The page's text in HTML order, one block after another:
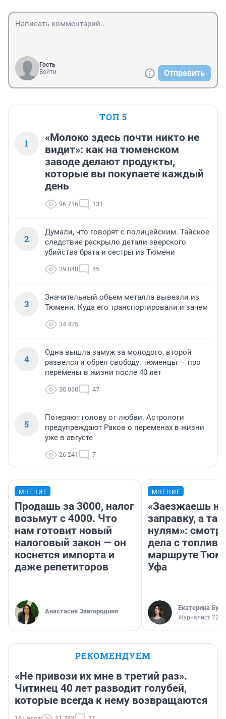
Гость
Войти
Отправить
ТОП 5
1
«Молоко здесь почти никто не
видит»: как на тюменском
заводе делают продукты,
которые вы покупаете каждый
день
96 716 131
2
Думали, что говорят с полицейским. Тайское
следствие раскрыло детали зверского
убийства брата и сестры из Тюмени
39 048 45
3
Значительный объем металла вывезли из
Тюмени. Куда его транспортировали и зачем
34 475
4
Одна вышла замуж за молодого, второй
развелся и обрел свободу: тюменцы — про
перемены в жизни после 40 лет
30 060 47
5
Потеряют голову от любви. Астрологи
предупреждают Раков о переменах в жизни
уже в августе
26 241 7
МНЕНИЕ
Продашь за 3000, налог
возьмут с 4000. Что
нам готовит новый
налоговый закон — он
коснется импорта и
даже репетиторов
Анастасия Завгородняя
МНЕНИЕ
«Заезжаешь на
заправку, а
нулям»:
дела с
маршруте
Уфа
Екатерина
Журналист
РЕКОМЕНДУЕМ
«Не привози их мне в третий раз».
Читинец 40 лет разводит голубей,
которые всегда к нему возвращаются